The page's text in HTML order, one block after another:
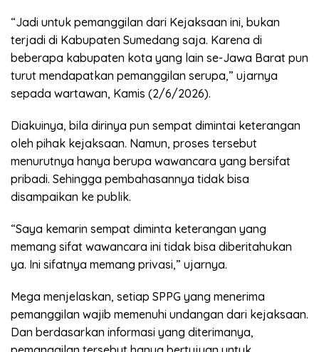
“Jadi untuk pemanggilan dari Kejaksaan ini, bukan
terjadi di Kabupaten Sumedang saja. Karena di
beberapa kabupaten kota yang lain se-Jawa Barat pun
turut mendapatkan pemanggilan serupa,” ujarnya
sepada wartawan, Kamis (2/6/2026).
Diakuinya, bila dirinya pun sempat dimintai keterangan
oleh pihak kejaksaan. Namun, proses tersebut
menurutnya hanya berupa wawancara yang bersifat
pribadi. Sehingga pembahasannya tidak bisa
disampaikan ke publik.
“Saya kemarin sempat diminta keterangan yang
memang sifat wawancara ini tidak bisa diberitahukan
ya. Ini sifatnya memang privasi,” ujarnya.
Mega menjelaskan, setiap SPPG yang menerima
pemanggilan wajib memenuhi undangan dari kejaksaan.
Dan berdasarkan informasi yang diterimanya,